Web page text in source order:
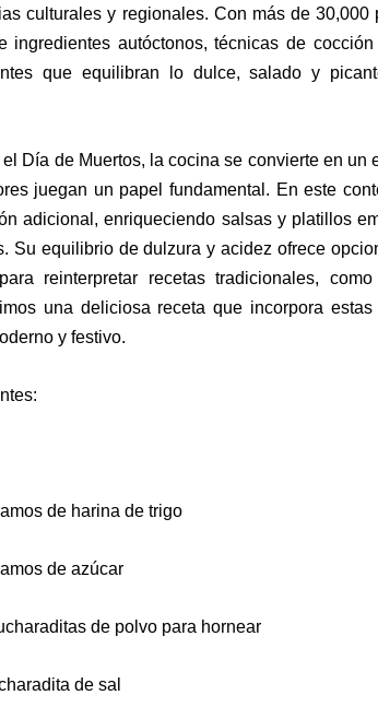
culturales y regionales. Con más de
ingredientes autóctonos, técnicas de
que equilibran lo dulce, salado y
el Día de Muertos, la cocina se convierte en
juegan un papel fundamental. En este
adicional, enriqueciendo salsas y platillos
Su equilibrio de dulzura y acidez ofrece
reinterpretar recetas tradicionales,
una deliciosa receta que incorpora
y festivo.
de harina de trigo
de azúcar
de polvo para hornear
de sal